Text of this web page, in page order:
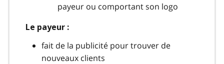
payeur ou comportant son logo
Le payeur :
fait de la publicité pour trouver de
nouveaux clients